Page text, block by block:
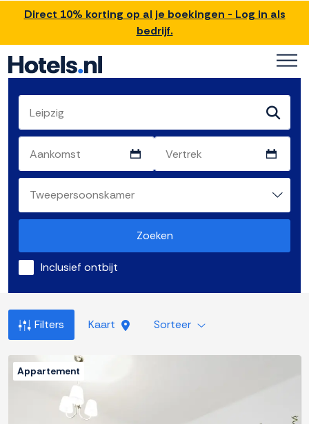
Direct 10% korting op al je boekingen - Log in als
bedrijf.
Zoeken
Inclusief ontbijt
Filters Kaart Sorteer
Appartement